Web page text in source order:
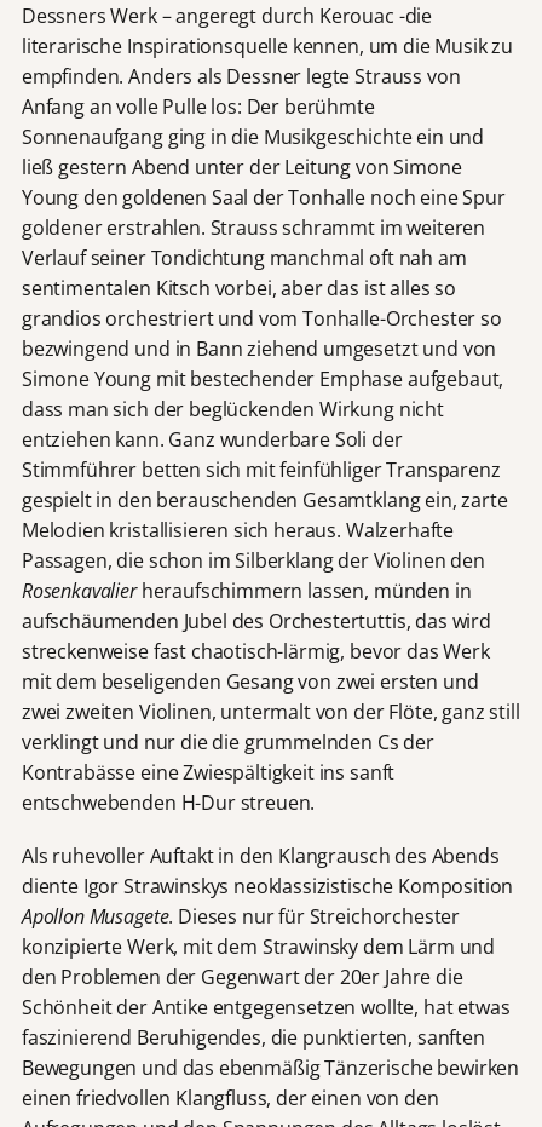
Dessners Werk – angeregt durch Kerouac -die
literarische Inspirationsquelle kennen, um die Musik zu
empfinden. Anders als Dessner legte Strauss von
Anfang an volle Pulle los: Der berühmte
Sonnenaufgang ging in die Musikgeschichte ein und
ließ gestern Abend unter der Leitung von Simone
Young den goldenen Saal der Tonhalle noch eine Spur
goldener erstrahlen. Strauss schrammt im weiteren
Verlauf seiner Tondichtung manchmal oft nah am
sentimentalen Kitsch vorbei, aber das ist alles so
grandios orchestriert und vom Tonhalle-Orchester so
bezwingend und in Bann ziehend umgesetzt und von
Simone Young mit bestechender Emphase aufgebaut,
dass man sich der beglückenden Wirkung nicht
entziehen kann. Ganz wunderbare Soli der
Stimmführer betten sich mit feinfühliger Transparenz
gespielt in den berauschenden Gesamtklang ein, zarte
Melodien kristallisieren sich heraus. Walzerhafte
Passagen, die schon im Silberklang der Violinen den
Rosenkavalierheraufschimmern lassen, münden in
aufschäumenden Jubel des Orchestertuttis, das wird
streckenweise fast chaotisch-lärmig, bevor das Werk
mit dem beseligenden Gesang von zwei ersten und
zwei zweiten Violinen, untermalt von der Flöte, ganz still
verklingt und nur die die grummelnden Cs der
Kontrabässe eine Zwiespältigkeit ins sanft
entschwebenden H-Dur streuen.
Als ruhevoller Auftakt in den Klangrausch des Abends
diente Igor Strawinskys neoklassizistische Komposition
Apollon Musagete. Dieses nur für Streichorchester
konzipierte Werk, mit dem Strawinsky dem Lärm und
den Problemen der Gegenwart der 20er Jahre die
Schönheit der Antike entgegensetzen wollte, hat etwas
faszinierend Beruhigendes, die punktierten, sanften
Bewegungen und das ebenmäßig Tänzerische bewirken
einen friedvollen Klangfluss, der einen von den